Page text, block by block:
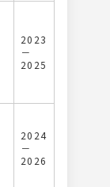
2023
－
2025
2024
－
2026